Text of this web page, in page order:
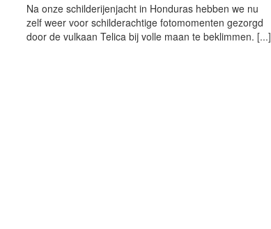
Na onze schilderijenjacht in Honduras hebben we nu
zelf weer voor schilderachtige fotomomenten gezorgd
door de vulkaan Telica bij volle maan te beklimmen. [...]